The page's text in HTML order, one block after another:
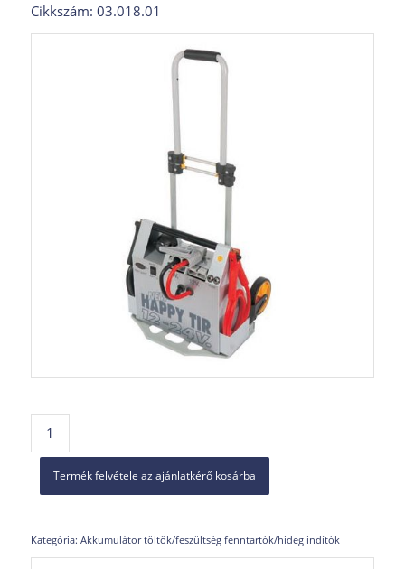
Cikkszám: 03.018.01
Termék felvétele az ajánlatkérő kosárba
Kategória: Akkumulátor töltők/feszültség fenntartók/hideg indítók